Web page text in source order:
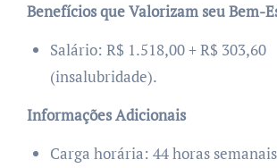
Benefícios que Valorizam seu Bem-
Salário: R$ 1.518,00 + R$ 303,60
(insalubridade).
Informações Adicionais
Carga horária: 44 horas